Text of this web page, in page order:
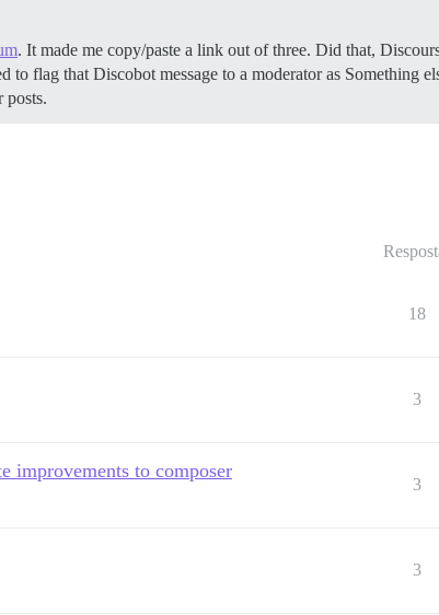
. It made me copy/paste a link out of three. Did that,
to flag that Discobot message to a moderator as Something
posts.
18
3
improvements to composer
3
3